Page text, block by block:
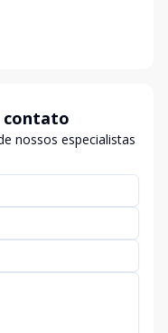
contato
nossos especialistas